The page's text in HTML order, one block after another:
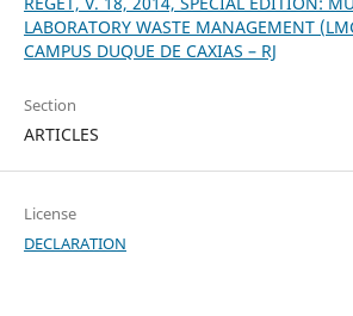
LABORATORY WASTE MANAGEMENT
CAMPUS DUQUE DE CAXIAS – RJ
Section
ARTICLES
License
DECLARATION